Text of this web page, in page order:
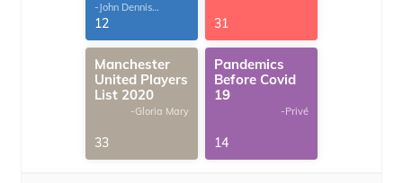
-John Dennis
G.Thomas
12 31
Manchester
United Players
List 2020
-Gloria Mary
33
Pandemics
Before Covid
19
-Privé
14